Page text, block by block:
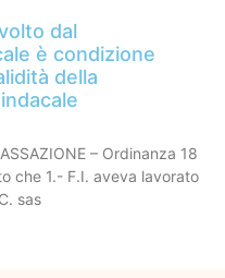
dal
è condizione
della
– Ordinanza 18
che 1.- F.I. aveva lavorato
sas